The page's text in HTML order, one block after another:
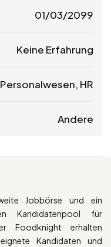
01/03/2099
Keine Erfahrung
Personalwesen, HR
Andere
Jobbörse und ein
Kandidatenpool für
Foodknight erhalten
Kandidaten und